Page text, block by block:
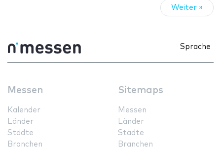
Weiter »
Sprache
Messen
Kalender
Länder
Städte
Branchen
Sitemaps
Messen
Länder
Städte
Branchen